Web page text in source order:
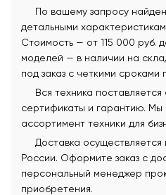
По вашему запросу
детальными
Стоимость — от 115 000 руб.
моделей — в наличии на
под заказ с четкими сроками
Вся техника
сертификаты и гарантию.
ассортимент техники для
Доставка
России. Оформите заказ с
персональный менеджер
приобретения.